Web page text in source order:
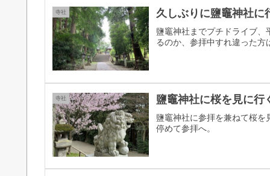
寺社 久しぶりに鹽竈神社に
鹽竈神社までプチドライブ
るのか、参拝中すれ違った方
寺社 鹽竈神社に桜を見に行
鹽竈神社に参拝を兼ねて桜
停めて参拝へ。